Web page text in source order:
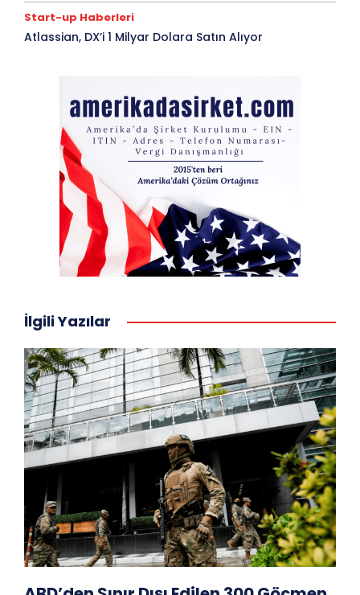
Start-up Haberleri
Atlassian, DX’i 1 Milyar Dolara Satın Alıyor
İlgili Yazılar